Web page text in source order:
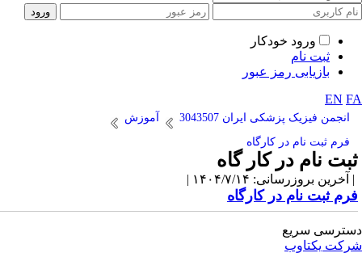
ورود خودکار
ثبت نام
بازیابی رمز عبور
EN
انجمن فیزیک پزشکی ایران 3043507
آموزش
فرم ثبت نام در کارگاه
نام در کار گاه
بروزرسانی: ۱۴۰۴/۷/۱۴ |
ثبت نام در کارگاه
سریع
یکتاوب